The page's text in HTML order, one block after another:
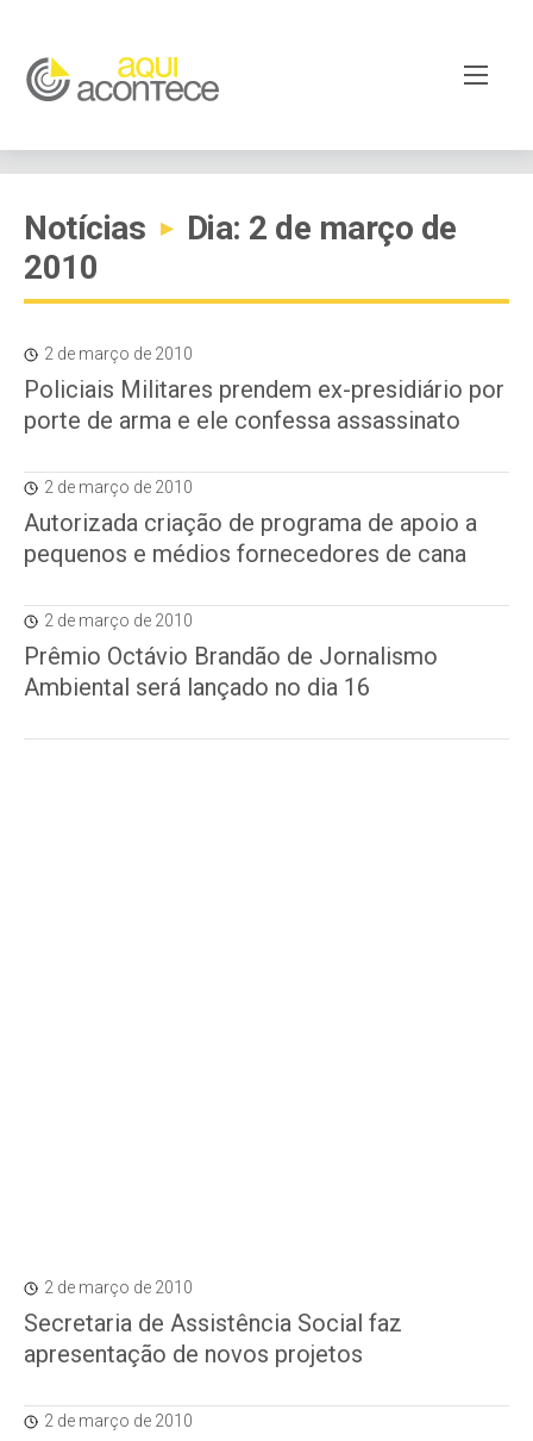
Notícias ▸
Dia: 2 de março de
2010
2 de março de 2010
Policiais Militares prendem ex-presidiário por
porte de arma e ele confessa assassinato
2 de março de 2010
Autorizada criação de programa de apoio a
pequenos e médios fornecedores de cana
2 de março de 2010
Prêmio Octávio Brandão de Jornalismo
Ambiental será lançado no dia 16
2 de março de 2010
Secretaria de Assistência Social faz
apresentação de novos projetos
2 de março de 2010